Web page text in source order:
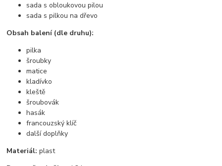
sada s obloukovou pilou
sada s pilkou na dřevo
Obsah balení (dle druhu):
pilka
šroubky
matice
kladívko
kleště
šroubovák
hasák
francouzský klíč
další doplňky
Materiál:plast